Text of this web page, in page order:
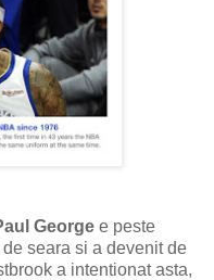
George e peste
seara si a devenit de
a intentionat asta,